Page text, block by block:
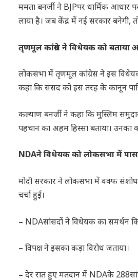
ममता बनर्जी ने BJPपर धार्मिक
लाया है। जब केंद्र में नई सरकार
तृणमूल कांग्रेस ने विधेयक को बताया
लोकसभा में तृणमूल कांग्रेस ने इस विधेयक
कहा कि संसद को इस तरह के कानून
कल्याण बनर्जी ने कहा कि मुस्लिम
पहचान का अहम हिस्सा बताया। उनका
NDAने विधेयक को लोकसभा में पास
मोदी सरकार ने लोकसभा में वक्फ
चर्चा हुई।
– NDAसांसदों ने विधेयक का समर्थन
– विपक्ष ने इसका कड़ा विरोध जताया।
– देर रात हुए मतदान में NDAके